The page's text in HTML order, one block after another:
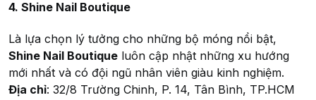
4. Shine Nail Boutique
Là lựa chọn lý tưởng cho những bộ móng nổi bật,
Shine Nail Boutique luôn cập nhật những xu hướng
mới nhất và có đội ngũ nhân viên giàu kinh nghiệm.
Địa chỉ: 32/8 Trường Chinh, P. 14, Tân Bình, TP.HCM